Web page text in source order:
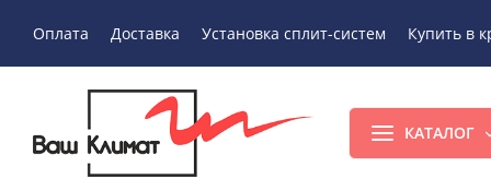
Оплата Доставка Установка сплит-систем Купить в
КАТАЛОГ